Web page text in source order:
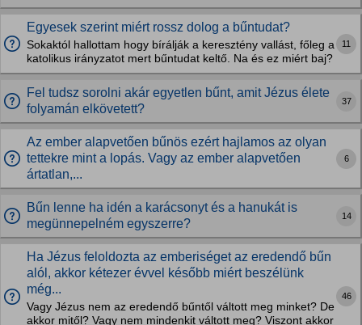
Egyesek szerint miért rossz dolog a bűntudat?
Sokaktól hallottam hogy bírálják a keresztény vallást, főleg a
katolikus irányzatot mert bűntudat keltő. Na és ez miért baj?
11
Fel tudsz sorolni akár egyetlen bűnt, amit Jézus élete
folyamán elkövetett?
37
Az ember alapvetően bűnös ezért hajlamos az olyan
tettekre mint a lopás. Vagy az ember alapvetően
ártatlan,...
6
Bűn lenne ha idén a karácsonyt és a hanukát is
megünnepelném egyszerre?
14
Ha Jézus feloldozta az emberiséget az eredendő bűn
alól, akkor kétezer évvel később miért beszélünk
még...
Vagy Jézus nem az eredendő bűntől váltott meg minket? De
akkor mitől? Vagy nem mindenkit váltott meg? Viszont akkor
46